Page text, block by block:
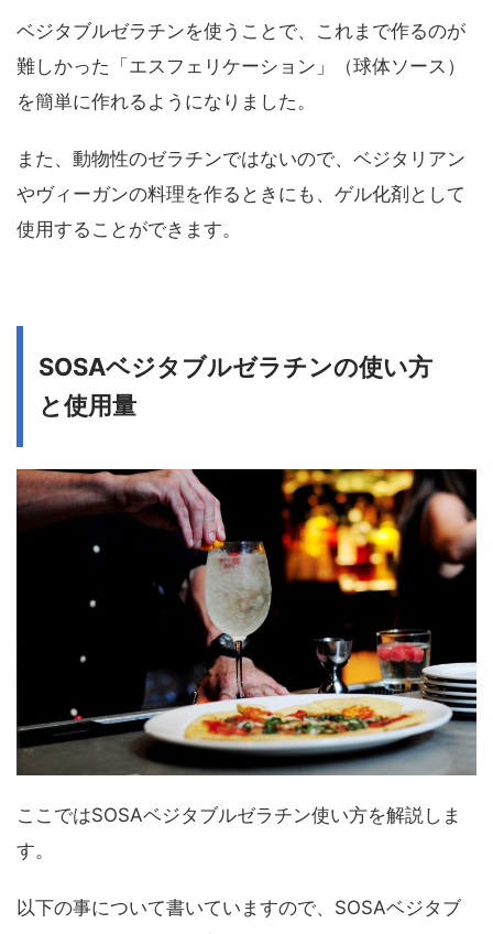
ベジタブルゼラチンを使うことで、これまで作るのが
難しかった「エスフェリケーション」（球体ソース）
を簡単に作れるようになりました。
また、動物性のゼラチンではないので、ベジタリアン
やヴィーガンの料理を作るときにも、ゲル化剤として
使用することができます。
SOSAベジタブルゼラチンの使い方
と使用量
ここではSOSAベジタブルゼラチン使い方を解説しま
す。
以下の事について書いていますので、SOSAベジタブ